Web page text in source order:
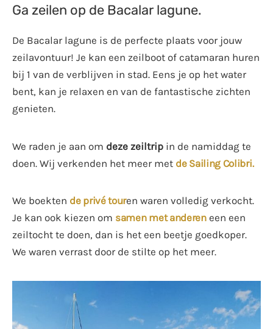
Ga zeilen op de Bacalar lagune.
De Bacalar lagune is de perfecte plaats voor jouw
zeilavontuur! Je kan een zeilboot of catamaran huren
bij 1 van de verblijven in stad. Eens je op het water
bent, kan je relaxen en van de fantastische zichten
genieten.
We raden je aan om deze zeiltrip in de namiddag te
doen. Wij verkenden het meer met de Sailing Colibri.
We boekten de privé touren waren volledig verkocht.
Je kan ook kiezen om samen met andereneen een
zeiltocht te doen, dan is het een beetje goedkoper.
We waren verrast door de stilte op het meer.